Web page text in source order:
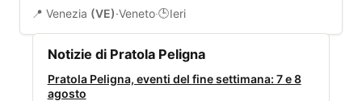
📍 Venezia (VE)·Veneto·🕒Ieri
Notizie di Pratola Peligna
Pratola Peligna, eventi del fine settimana: 7 e 8
agosto